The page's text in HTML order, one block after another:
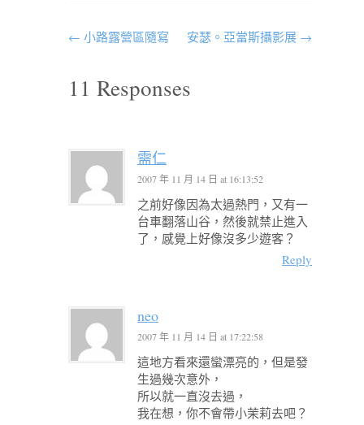
← 小路露營區隨寫 安瑟。亞當斯攝影展 →
11 Responses
需仁
2007 年 11 月 14 日 at 16:13:52
之前好像因為太過熱門，又有一
台車翻落山谷，然後就禁止進入
了，感覺上好像沒多少遊客？
Reply
neo
2007 年 11 月 14 日 at 17:22:58
這地方看來還蠻漂亮的，但是發
生過幾次意外，
所以就一直沒去過，
我在想，你不會帶小茉莉去吧？